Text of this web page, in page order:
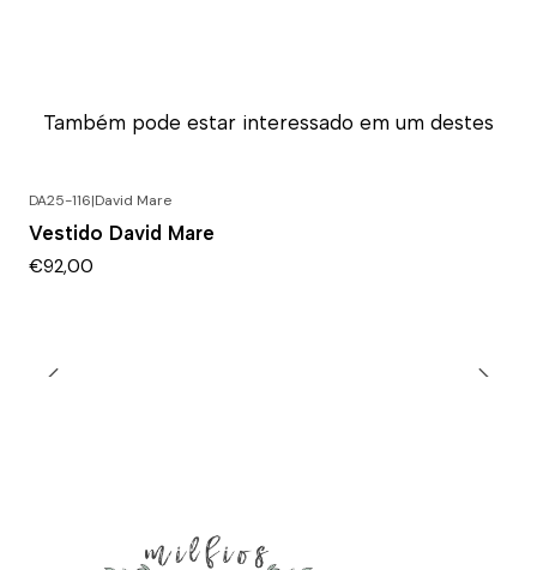
Também pode estar interessado em um destes
DA25-116|David Mare
Vestido David Mare
€92,00